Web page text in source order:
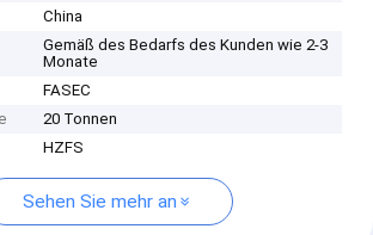
China
Gemäß des Bedarfs des Kunden wie 2-3
Monate
FASEC
20 Tonnen
HZFS
Sehen Sie mehr an